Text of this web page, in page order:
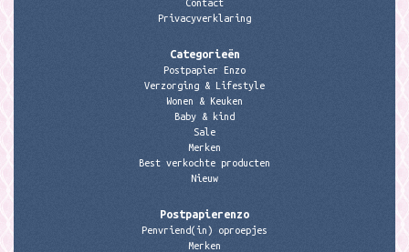
Contact
Privacyverklaring
Categorieën
Postpapier Enzo
Verzorging & Lifestyle
Wonen & Keuken
Baby & kind
Sale
Merken
Best verkochte producten
Nieuw
Postpapierenzo
Penvriend(in) oproepjes
Merken